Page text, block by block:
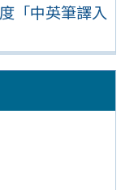
「中英筆譯入